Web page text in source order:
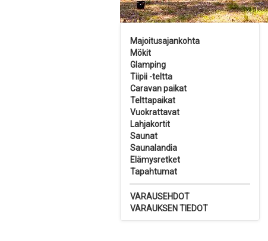
Majoitusajankohta
Mökit
Glamping
Tiipii -teltta
Caravan paikat
Telttapaikat
Vuokrattavat
Lahjakortit
Saunat
Saunalandia
Elämysretket
Tapahtumat
VARAUSEHDOT
VARAUKSEN TIEDOT